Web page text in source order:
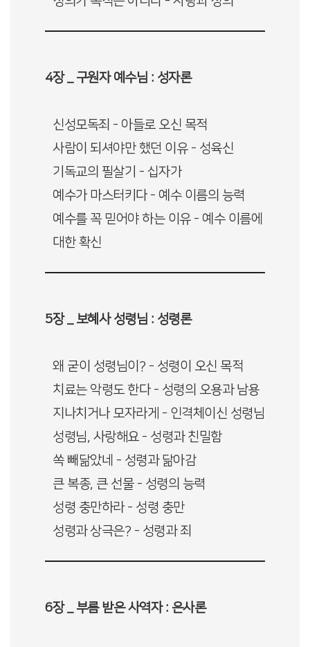
4장 _ 구원자 예수님 : 성자론
신성모독죄 - 아들로 오신 목적
사람이 되셔야만 했던 이유 - 성육신
기독교의 필살기 - 십자가
예수가 마스터키다 - 예수 이름의 능력
예수를 꼭 믿어야 하는 이유 - 예수 이름에
대한 확신
5장 _ 보혜사 성령님 : 성령론
왜 굳이 성령님이? - 성령이 오신 목적
치료는 악령도 한다 - 성령의 오용과 남용
지나치거나 모자라게 - 인격체이신 성령님
성령님, 사랑해요 - 성령과 친밀함
쏙 빼닮았네 - 성령과 닮아감
큰 복종, 큰 선물 - 성령의 능력
성령 충만하라 - 성령 충만
성령과 상극은? - 성령과 죄
6장 _ 부름 받은 사역자 : 은사론